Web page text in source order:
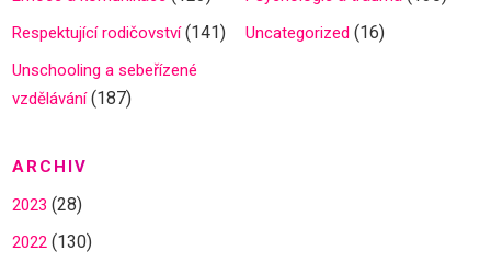
Respektující rodičovství(141) Uncategorized (16)
Unschooling a sebeřízené
vzdělávání(187)
ARCHIV
2023 (28)
2022(130)